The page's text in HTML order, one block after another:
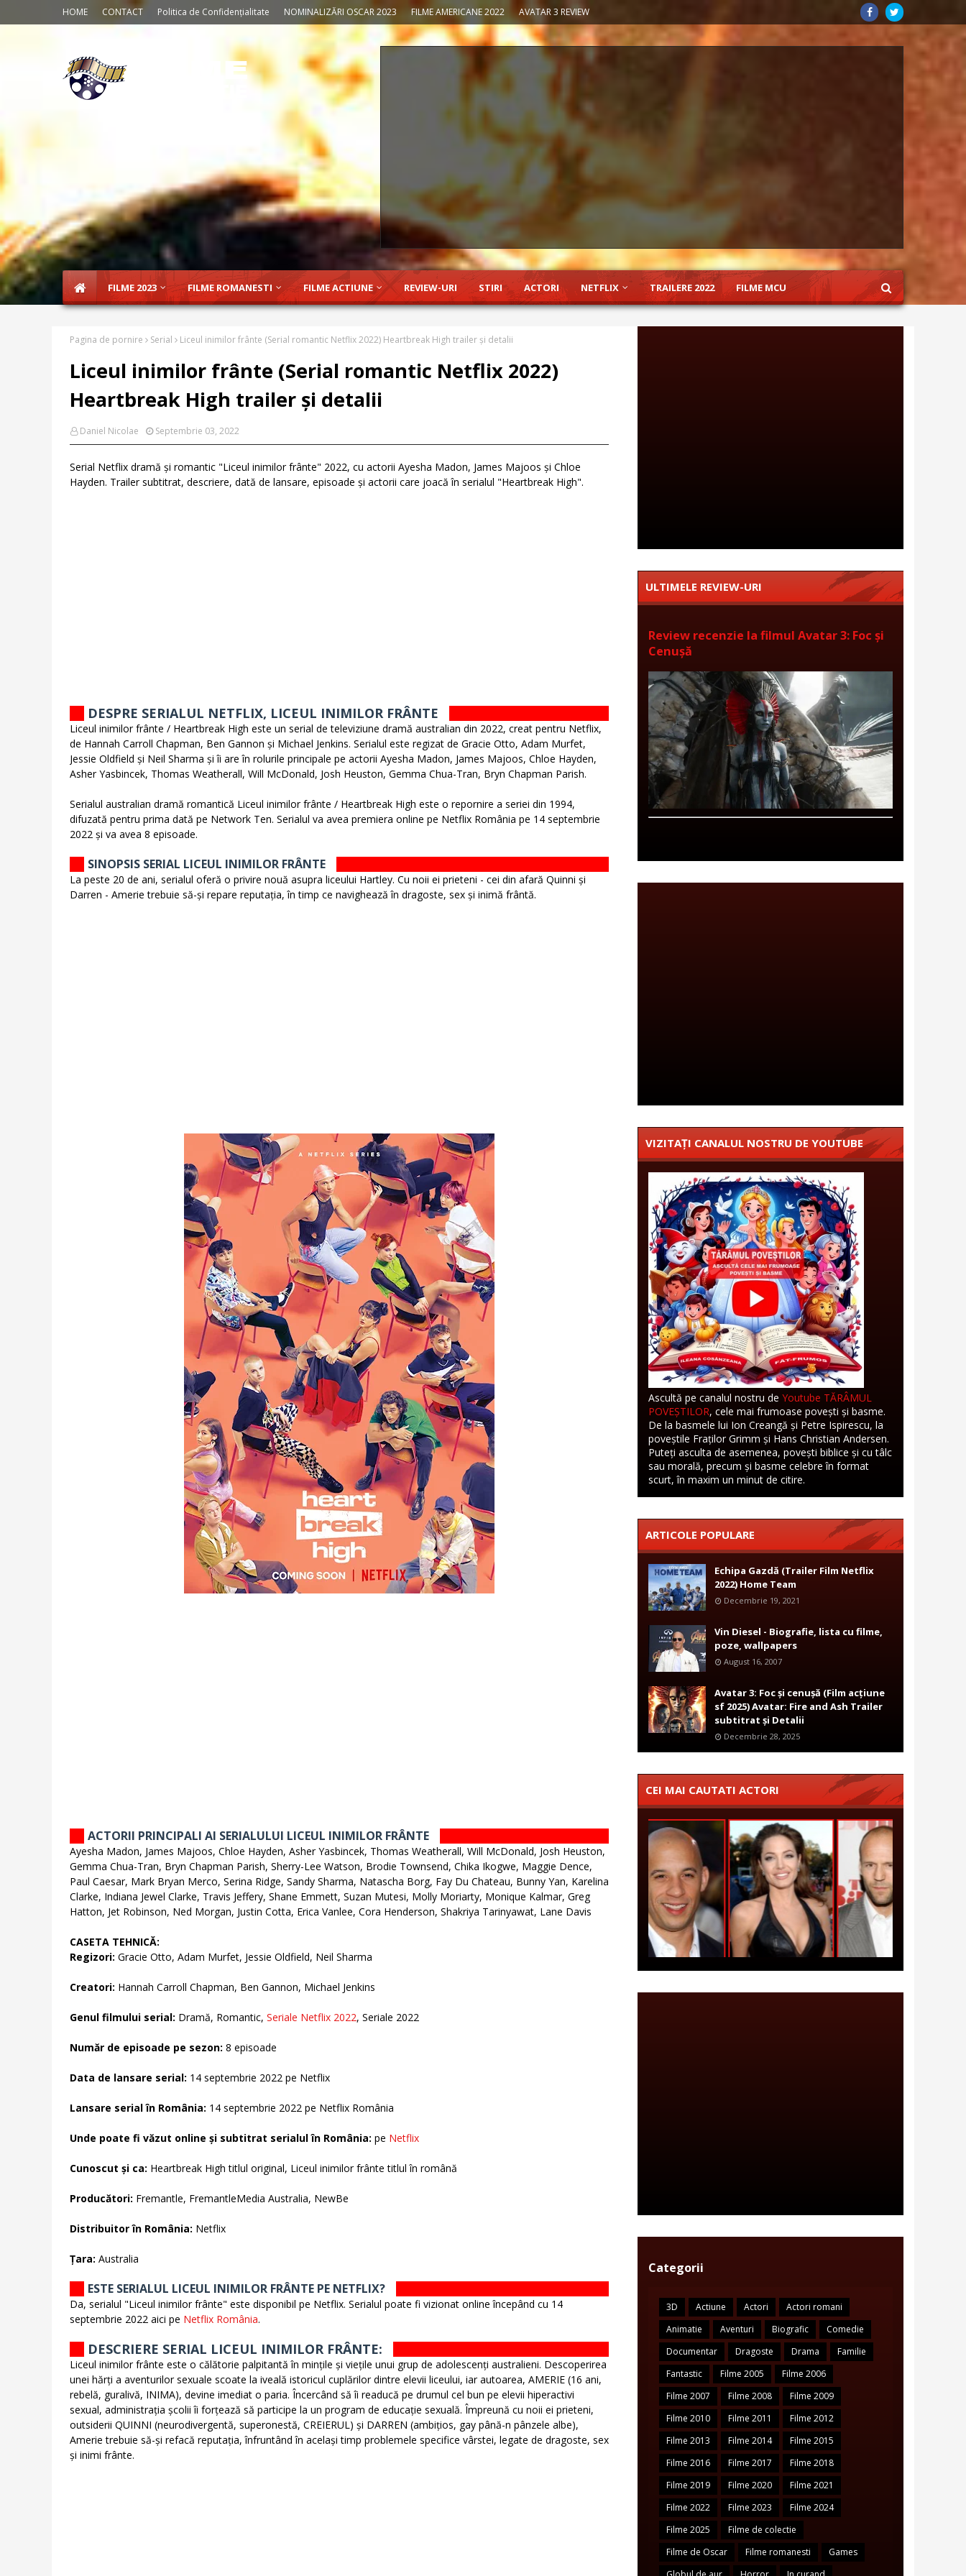
HOME CONTACT Politica de Confidențialitate NOMINALIZĂRI OSCAR 2023 FILME AMERICANE 2022 AVATAR 3 REVIEW
FILME 2023 FILME ROMANESTI FILME ACTIUNE REVIEW-URI STIRI ACTORI NETFLIX TRAILERE 2022 FILME MCU
Pagina de pornire Serial Liceul inimilor frânte (Serial romantic Netflix 2022) Heartbreak High trailer și detalii
Liceul inimilor frânte (Serial romantic Netflix 2022)
Heartbreak High trailer și detalii
Daniel Nicolae Septembrie 03, 2022
Serial Netflix dramă și romantic "Liceul inimilor frânte" 2022, cu actorii Ayesha Madon, James Majoos și Chloe
Hayden. Trailer subtitrat, descriere, dată de lansare, episoade și actorii care joacă în serialul "Heartbreak High".
DESPRE SERIALUL NETFLIX, LICEUL INIMILOR FRÂNTE
Liceul inimilor frânte / Heartbreak High este un serial de televiziune dramă australian din 2022, creat pentru Netflix,
de Hannah Carroll Chapman, Ben Gannon și Michael Jenkins. Serialul este regizat de Gracie Otto, Adam Murfet,
Jessie Oldfield și Neil Sharma și îi are în rolurile principale pe actorii Ayesha Madon, James Majoos, Chloe Hayden,
Asher Yasbincek, Thomas Weatherall, Will McDonald, Josh Heuston, Gemma Chua-Tran, Bryn Chapman Parish.
Serialul australian dramă romantică Liceul inimilor frânte / Heartbreak High este o repornire a seriei din 1994,
difuzată pentru prima dată pe Network Ten. Serialul va avea premiera online pe Netflix România pe 14 septembrie
2022 și va avea 8 episoade.
SINOPSIS SERIAL LICEUL INIMILOR FRÂNTE
La peste 20 de ani, serialul oferă o privire nouă asupra liceului Hartley. Cu noii ei prieteni - cei din afară Quinni și
Darren - Amerie trebuie să-și repare reputația, în timp ce navighează în dragoste, sex și inimă frântă.
ACTORII PRINCIPALI AI SERIALULUI LICEUL INIMILOR FRÂNTE
Ayesha Madon, James Majoos, Chloe Hayden, Asher Yasbincek, Thomas Weatherall, Will McDonald, Josh Heuston,
Gemma Chua-Tran, Bryn Chapman Parish, Sherry-Lee Watson, Brodie Townsend, Chika Ikogwe, Maggie Dence,
Paul Caesar, Mark Bryan Merco, Serina Ridge, Sandy Sharma, Natascha Borg, Fay Du Chateau, Bunny Yan, Karelina
Clarke, Indiana Jewel Clarke, Travis Jeffery, Shane Emmett, Suzan Mutesi, Molly Moriarty, Monique Kalmar, Greg
Hatton, Jet Robinson, Ned Morgan, Justin Cotta, Erica Vanlee, Cora Henderson, Shakriya Tarinyawat, Lane Davis
CASETA TEHNICĂ:
Regizori: Gracie Otto, Adam Murfet, Jessie Oldfield, Neil Sharma
Creatori: Hannah Carroll Chapman, Ben Gannon, Michael Jenkins
Genul filmului serial: Dramă, Romantic, Seriale Netflix 2022, Seriale 2022
Număr de episoade pe sezon: 8 episoade
Data de lansare serial: 14 septembrie 2022 pe Netflix
Lansare serial în România: 14 septembrie 2022 pe Netflix România
Unde poate fi văzut online și subtitrat serialul în România: pe Netflix
Cunoscut și ca: Heartbreak High titlul original, Liceul inimilor frânte titlul în română
Producători: Fremantle, FremantleMedia Australia, NewBe
Distribuitor în România: Netflix
Țara: Australia
ESTE SERIALUL LICEUL INIMILOR FRÂNTE PE NETFLIX?
Da, serialul "Liceul inimilor frânte" este disponibil pe Netflix. Serialul poate fi vizionat online începând cu 14
septembrie 2022 aici pe Netflix România.
DESCRIERE SERIAL LICEUL INIMILOR FRÂNTE:
Liceul inimilor frânte este o călătorie palpitantă în mințile și viețile unui grup de adolescenți australieni. Descoperirea
unei hărți a aventurilor sexuale scoate la iveală istoricul cuplărilor dintre elevii liceului, iar autoarea, AMERIE (16 ani,
rebelă, guralivă, INIMA), devine imediat o paria. Încercând să îi readucă pe drumul cel bun pe elevii hiperactivi
sexual, administrația școlii îi forțează să participe la un program de educație sexuală. Împreună cu noii ei prieteni,
outsiderii QUINNI (neurodivergentă, superonestă, CREIERUL) și DARREN (ambițios, gay până-n pânzele albe),
Amerie trebuie să-și refacă reputația, înfruntând în același timp problemele specifice vârstei, legate de dragoste, sex
și inimi frânte.
ULTIMELE REVIEW-URI
Review recenzie la filmul Avatar 3: Foc și
Cenușă
VIZITAȚI CANALUL NOSTRU DE YOUTUBE
Ascultă pe canalul nostru de Youtube TĂRÂMUL
POVEȘTILOR, cele mai frumoase povești și basme.
De la basmele lui Ion Creangă și Petre Ispirescu, la
poveștile Fraților Grimm și Hans Christian Andersen.
Puteți asculta de asemenea, povești biblice și cu tâlc
sau morală, precum și basme celebre în format
scurt, în maxim un minut de citire.
ARTICOLE POPULARE
Echipa Gazdă (Trailer Film Netflix
2022) Home Team
Decembrie 19, 2021
Vin Diesel - Biografie, lista cu filme,
poze, wallpapers
August 16, 2007
Avatar 3: Foc și cenușă (Film acțiune
sf 2025) Avatar: Fire and Ash Trailer
subtitrat și Detalii
Decembrie 28, 2025
CEI MAI CAUTATI ACTORI
Categorii
3D Actiune Actori
Actori romani
Animatie
Aventuri Biografic
Comedie
Documentar
Dragoste Drama
Familie
Fantastic
Filme 2005
Filme 2006
Filme 2007
Filme 2008
Filme 2009
Filme 2010
Filme 2011
Filme 2012
Filme 2013
Filme 2014
Filme 2015
Filme 2016
Filme 2017
Filme 2018
Filme 2019
Filme 2020
Filme 2021
Filme 2022
Filme 2023
Filme 2024
Filme 2025
Filme de colectie
Filme de Oscar
Filme romanesti
Games